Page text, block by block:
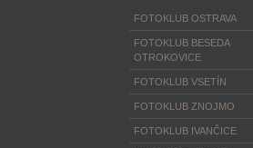
FOTOKLUB OSTRAVA
FOTOKLUB BESEDA
OTROKOVICE
FOTOKLUB VSETÍN
FOTOKLUB ZNOJMO
FOTOKLUB IVANČICE